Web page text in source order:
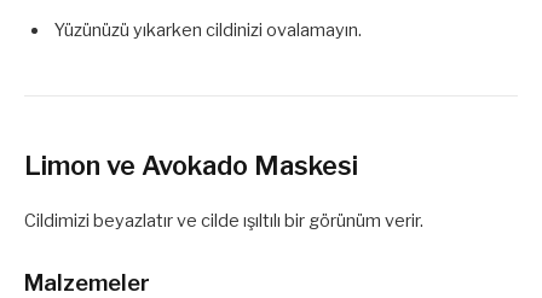
Yüzünüzü yıkarken cildinizi ovalamayın.
Limon ve Avokado Maskesi
Cildimizi beyazlatır ve cilde ışıltılı bir görünüm verir.
Malzemeler